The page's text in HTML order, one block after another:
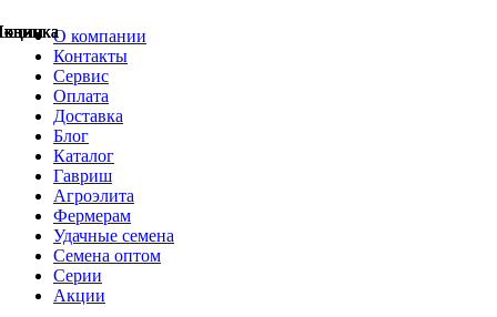
О компании
Контакты
Сервис
Оплата
Доставка
Блог
Каталог
Гавриш
Агроэлита
Фермерам
Удачные семена
Семена оптом
Серии
Акции